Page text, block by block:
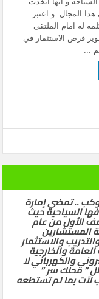
المجال .و اعتبر
له امام الملتقي
فرص الاستثمار في
...
.. تمضي إمارة
السياحية حيث
في النصف الأول من عام
المستشارين
والاستثمار
والخارجية
والكهربائي لا
” محلك سر ”
لآت بما لم تستطعه